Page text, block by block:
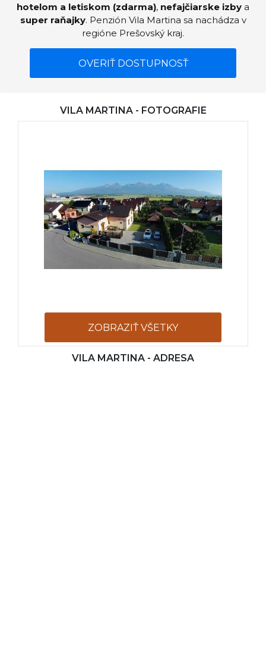
hotelom a letiskom (zdarma), nefajčiarske izby a
super raňajky. Penzión Vila Martina sa nachádza v
regióne Prešovský kraj.
OVERIŤ DOSTUPNOSŤ
VILA MARTINA - FOTOGRAFIE
ZOBRAZIŤ VŠETKY
FOTOGRAFIE
VILA MARTINA - ADRESA